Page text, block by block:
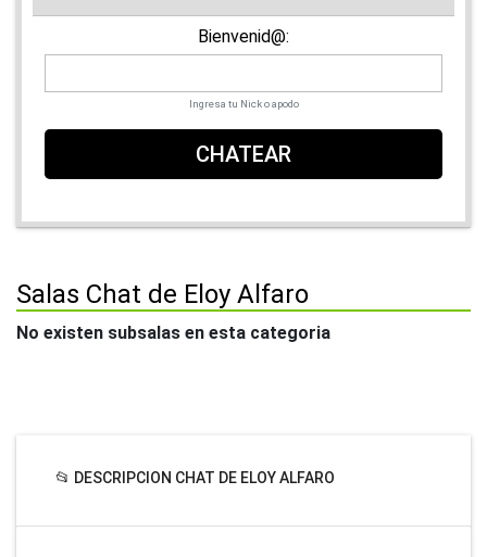
Bienvenid@:
Ingresa tu Nick o apodo
CHATEAR
Salas Chat de Eloy Alfaro
No existen subsalas en esta categoria
📂 DESCRIPCION CHAT DE ELOY ALFARO